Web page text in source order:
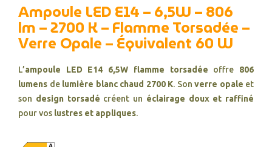
Ampoule LED E14 – 6,5W – 806
lm – 2700 K – Flamme Torsadée –
Verre Opale – Équivalent 60 W
L’ampoule LED E14 6,5W flamme torsadée offre 806
lumens de lumière blanc chaud 2700 K. Son verre opale et
son design torsadé créent un éclairage doux et raffiné
pour vos lustres et appliques.